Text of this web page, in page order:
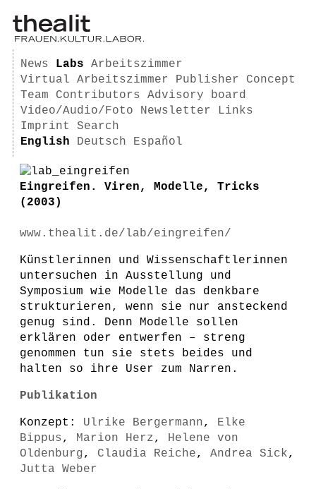
News Labs
Arbeitszimmer
Virtual Arbeitszimmer
Publisher
Concept
Team
Contributors
Advisory board
Video/Audio/Foto
Newsletter
Links
Imprint
Search
English
Deutsch Español
Eingreifen. Viren, Modelle, Tricks
(2003)
www.thealit.de/lab/eingreifen/
Künstlerinnen und Wissenschaftlerinnen
untersuchen in Ausstellung und
Symposium wie Modelle das denkbare
strukturieren, wenn sie nur ansteckend
genug sind. Denn Modelle sollen
erklären oder entwerfen – streng
genommen tun sie stets beides und
halten so ihre User zum Narren.
Publikation
Konzept: Ulrike Bergermann, Elke
Bippus, Marion Herz, Helene von
Oldenburg, Claudia Reiche, Andrea Sick,
Jutta Weber